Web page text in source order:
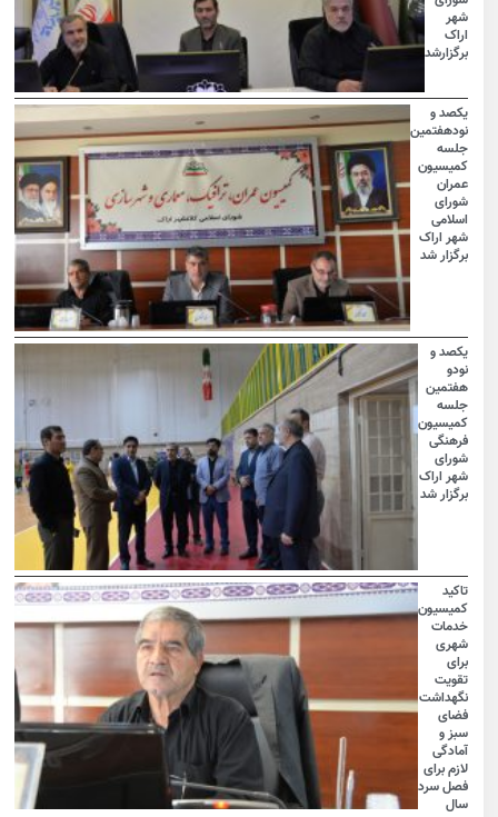
شهر
اراک
برگزارشد
یکصد و
نودهفتمین
جلسه
کمیسیون
عمران
شورای
اسلامی
شهر اراک
برگزار شد
یکصد و
نودو
هفتمین
جلسه
کمیسیون
فرهنگی
شورای
شهر اراک
برگزار شد
تاکید
کمیسیون
خدمات
شهری
برای
تقویت
نگهداشت
فضای
سبز و
آمادگی
لازم برای
فصل سرد
سال